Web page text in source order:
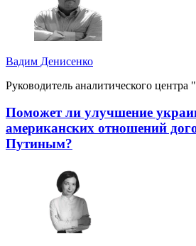
Вадим Денисенко
Руководитель аналитического центра
Поможет ли улучшение
американских отношений
Путиным?